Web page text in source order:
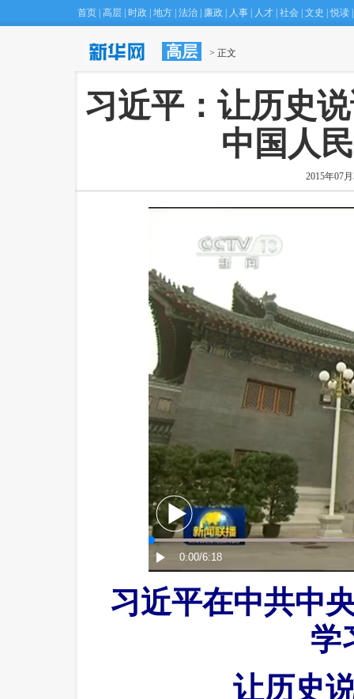
首页 高层 时政 地方 法治 廉政 人事 人才 社会 文史 悦读
高层 > 正文
·我国将引导乳制品企业进一步开展重组
习近平：让历史
中国人
2015年07
习近平在中共中
学
让历史